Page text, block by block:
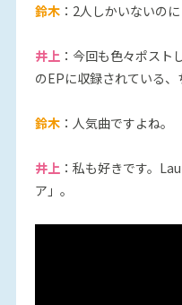
鈴木：2人しかいないのに
井上 ：今回も色々ポスト
のEPに収録されている、
鈴木：人気曲ですよね。
井上 ：私も好きです。
ア」。